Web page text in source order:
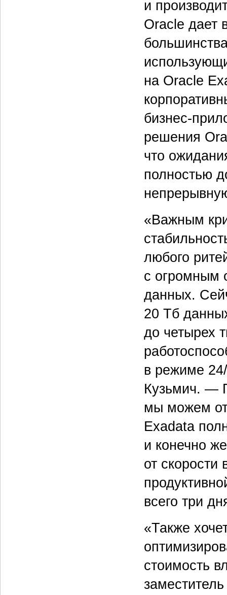
и
Oracle дает
на Oracle
бизнес-
решения
что
полностью
«Важным
любого
с огромным
данных.
20 Тб
до четырех
в режиме
Кузьмич. —
мы можем
Exadata
и конечно
от
всего три
«Также
стоимость